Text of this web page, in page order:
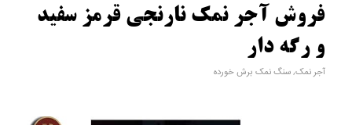
فروش آجر نمک نارنجی قرمز سفید
و رگه دار
آجر نمک, سنگ نمک برش خورده